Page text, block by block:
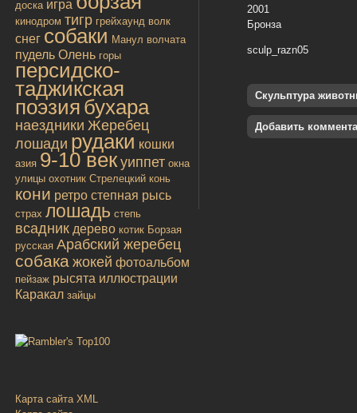
доска игра
кинодром тигр грейхаунд волк
снег собаки Манул волчата
пудель Олень горы
персидско-
таджикская
поэзия бухара
наездники Жеребец
лошади рудаки кошки
азия 9-10 век уиппет окна
улицы охотник Стрелецкий конь
кони ретро степная рысь
страх лошадь степь
всадник дерево котик Борзая
русская Арабский жеребец
собака жокей фотоальбом
пейзаж рысята иллюстрации
Каракал зайцы
Карта сайта XML
2001
Бронза
sculp_razn05
Скульптура
Добавить